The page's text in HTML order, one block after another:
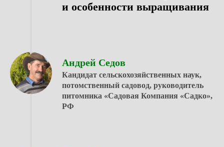
и особенности выращивания
Андрей Седов
Кандидат сельскохозяйственных наук,
потомственный садовод, руководитель
питомника «Садовая Компания «Садко»,
РФ